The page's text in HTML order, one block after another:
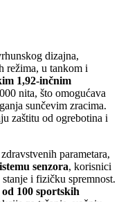
dizajna,
režima, u tankom i
1,92-inčnim
nita, što omogućava
sunčevim zracima.
zaštitu od ogrebotina i
parametara,
senzora, korisnici
i fizičku spremnost.
od 100 sportskih